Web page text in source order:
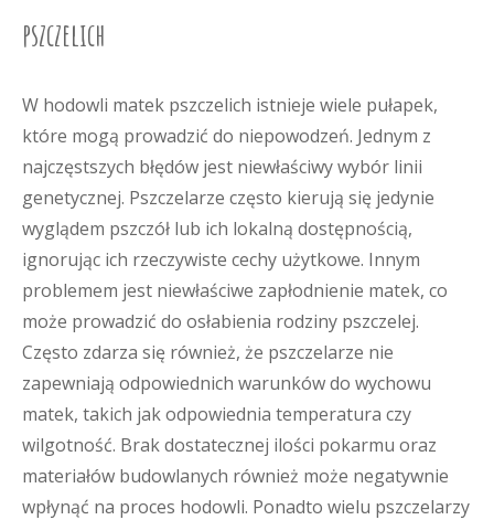
pszczelich
W hodowli matek pszczelich istnieje wiele pułapek,
które mogą prowadzić do niepowodzeń. Jednym z
najczęstszych błędów jest niewłaściwy wybór linii
genetycznej. Pszczelarze często kierują się jedynie
wyglądem pszczół lub ich lokalną dostępnością,
ignorując ich rzeczywiste cechy użytkowe. Innym
problemem jest niewłaściwe zapłodnienie matek, co
może prowadzić do osłabienia rodziny pszczelej.
Często zdarza się również, że pszczelarze nie
zapewniają odpowiednich warunków do wychowu
matek, takich jak odpowiednia temperatura czy
wilgotność. Brak dostatecznej ilości pokarmu oraz
materiałów budowlanych również może negatywnie
wpłynąć na proces hodowli. Ponadto wielu pszczelarzy